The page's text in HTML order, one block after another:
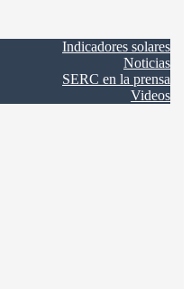
Indicadores solares
Noticias
SERC en la prensa
Videos